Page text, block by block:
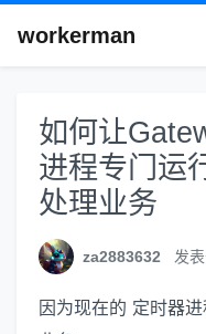
workerman
如何让
进程专门运
处理业务
za2883632 发
因为现在的 定时器